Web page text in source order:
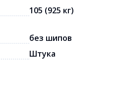
105 (925 кг)
без шипов
Штука